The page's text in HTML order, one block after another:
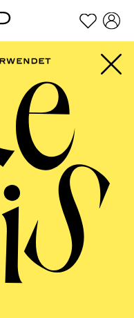
Footer springen
2026